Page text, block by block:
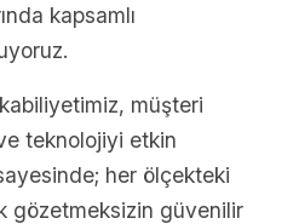
kapsamlı
müşteri
ve teknolojiyi etkin
her ölçekteki
gözetmeksizin güvenilir